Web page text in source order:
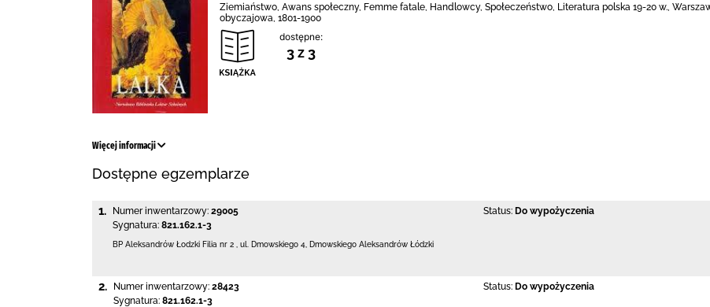
Ziemiaństwo, Awans społeczny, Femme fatale, Handlowcy, Społeczeństwo, Literatura polska 19-20 w.,
obyczajowa, 1801-1900
dostępne:
3 z 3
Więcej informacji
Dostępne egzemplarze
1. Numer inwentarzowy: 29005
Sygnatura: 821.162.1-3
Status: Do wypożyczenia
BP Aleksandrów Łodzki Filia nr 2 ul. Dmowskiego 4 Dmowskiego Aleksandrów Łódzki
2. Numer inwentarzowy: 28423
Sygnatura: 821.162.1-3
Status: Do wypożyczenia